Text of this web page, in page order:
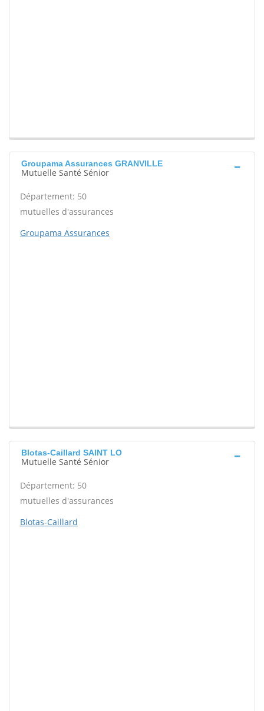
Groupama Assurances GRANVILLE
Mutuelle Santé Sénior
Département: 50
mutuelles d'assurances
Groupama Assurances
Blotas-Caillard SAINT LO
Mutuelle Santé Sénior
Département: 50
mutuelles d'assurances
Blotas-Caillard